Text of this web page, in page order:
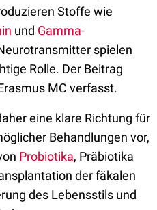
Stoffe wie
und Gamma-
spielen
Rolle. Der Beitrag
MC verfasst.
eine klare Richtung für
Behandlungen vor,
Probiotika, Präbiotika
der fäkalen
des Lebensstils und